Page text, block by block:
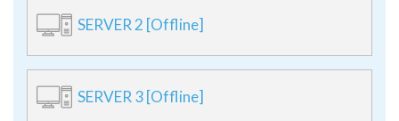
SERVER 2 [Offline]
SERVER 3 [Offline]